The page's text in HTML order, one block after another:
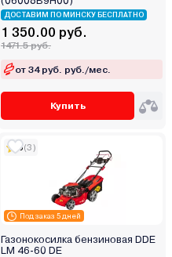
ДОСТАВИМ ПО МИНСКУ БЕСПЛАТНО
1 350.00 руб.
1471.5 руб.
от 34 руб. руб./мес.
Купить
Под заказ 5 дней
5(3)
Газонокосилка бензиновая DDE
LM 46-60 DE